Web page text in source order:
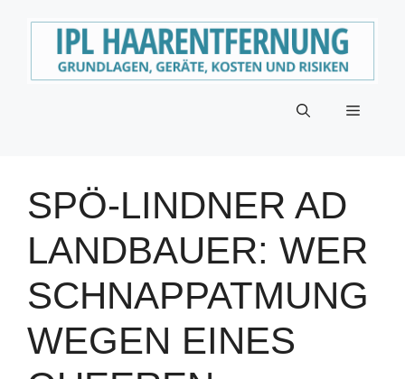
Menü
SPÖ-LINDNER AD
LANDBAUER: WER
SCHNAPPATMUNG
WEGEN EINES